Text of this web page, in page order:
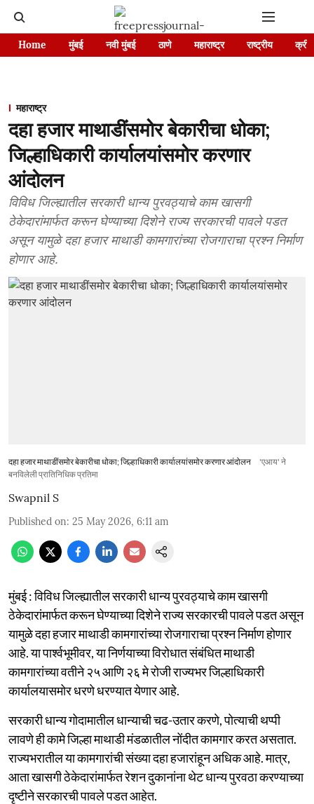
Home मुंबई नवी मुंबई ठाणे महाराष्ट्र राष्ट्रीय
महाराष्ट्र
दहा हजार माथाडींसमोर बेकारीचा धोका;
जिल्हाधिकारी कार्यालयांसमोर करणार
आंदोलन
विविध जिल्ह्यातील सरकारी धान्य पुरवठ्याचे काम खासगी
ठेकेदारांमार्फत करून घेण्याच्या दिशेने राज्य सरकारची पावले पडत
असून यामुळे दहा हजार माथाडी कामगारांच्या रोजगाराचा प्रश्न निर्माण
होणार आहे.
दहा हजार माथाडींसमोर बेकारीचा धोका; जिल्हाधिकारी कार्यालयांसमोर करणार आंदोलन
'एआय' ने
बनविलेली प्रातिनिधिक प्रतिमा
Swapnil S
Published on: 25 May 2026, 6:11 am
मुंबई : विविध जिल्ह्यातील सरकारी धान्य पुरवठ्याचे काम खासगी
ठेकेदारांमार्फत करून घेण्याच्या दिशेने राज्य सरकारची पावले पडत असून
यामुळे दहा हजार माथाडी कामगारांच्या रोजगाराचा प्रश्न निर्माण होणार
आहे. या पार्श्वभूमीवर, या निर्णयाच्या विरोधात संबंधित माथाडी
कामगारांच्या वतीने २५ आणि २६ मे रोजी राज्यभर जिल्हाधिकारी
कार्यालयासमोर धरणे धरण्यात येणार आहे.
सरकारी धान्य गोदामातील धान्याची चढ-उतार करणे, पोत्याची थप्पी
लावणे ही कामे जिल्हा माथाडी मंडळातील नोंदीत कामगार करत असतात.
राज्यभरातील या कामगारांची संख्या दहा हजारांहून अधिक आहे. मात्र,
आता खासगी ठेकेदारांमार्फत रेशन दुकानांना थेट धान्य पुरवठा करण्याच्या
दृष्टीने सरकारची पावले पडत आहेत.